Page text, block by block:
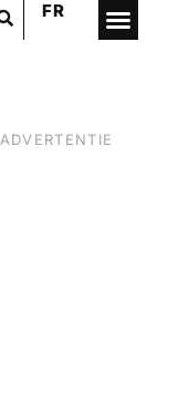
FR
ADVERTENTIE